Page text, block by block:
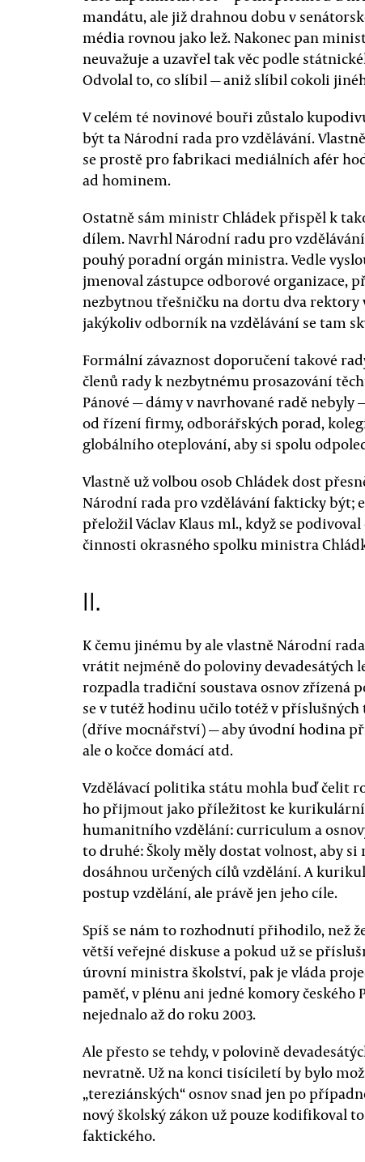
mandátu, ale již drahnou dobu v
média rovnou jako lež. Nakonec pan
neuvažuje a uzavřel tak věc podle
Odvolal to, co slíbil — aniž slíbil cokoli
V celém té novinové bouři zůstalo
být ta Národní rada pro vzdělávání.
se prostě pro fabrikaci mediálních afér
ad hominem.
Ostatně sám ministr Chládek přispěl k
dílem. Navrhl Národní radu pro
pouhý poradní orgán ministra. Vedle
jmenoval zástupce odborové organizace,
nezbytnou třešničku na dortu dva rektory
jakýkoliv odborník na vzdělávání se tam
Formální závaznost doporučení takové
členů rady k nezbytnému prosazování
Pánové — dámy v navrhované radě
od řízení firmy, odborářských porad,
globálního oteplování, aby si spolu
Vlastně už volbou osob Chládek dost
Národní rada pro vzdělávání fakticky být;
přeložil Václav Klaus ml., když se
činnosti okrasného spolku ministra
II.
K čemu jinému by ale vlastně Národní
vrátit nejméně do poloviny devadesátých
rozpadla tradiční soustava osnov zřízená
se v tutéž hodinu učilo totéž v
(dříve mocnářství) — aby úvodní hodina
ale o kočce domácí atd.
Vzdělávací politika státu mohla buď čelit
ho přijmout jako příležitost ke kurikulární
humanitního vzdělání: curriculum a
to druhé: Školy měly dostat volnost, aby
dosáhnou určených cílů vzdělání. A
postup vzdělání, ale právě jen jeho cíle.
Spíš se nám to rozhodnutí přihodilo, než
větší veřejné diskuse a pokud už se
úrovní ministra školství, pak je vláda
paměť, v plénu ani jedné komory českého
nejednalo až do roku 2003.
Ale přesto se tehdy, v polovině
nevratně. Už na konci tisíciletí by bylo
„tereziánských“ osnov snad jen po
nový školský zákon už pouze kodifikoval
faktického.